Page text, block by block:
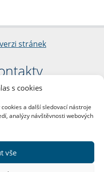
s cookies
a další sledovací nástroje
analýzy návštěvnosti webových
vše
stránek
fakulta
1/2
1